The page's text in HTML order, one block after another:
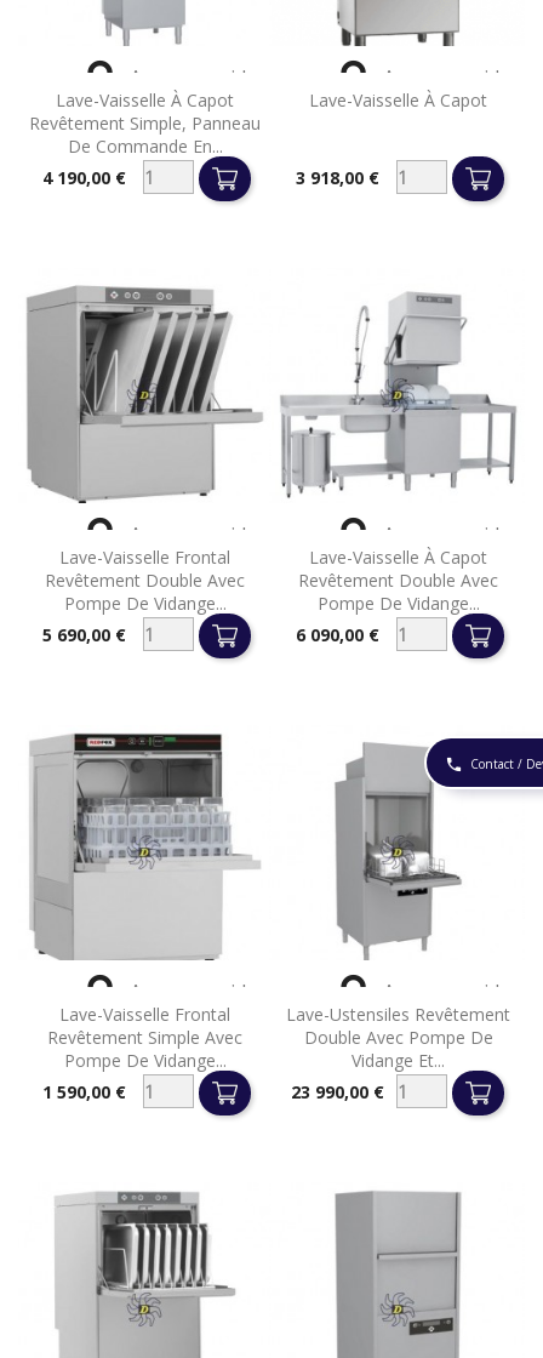
phone Contact /
Lave-Vaisselle À Capot
Revêtement Simple, Panneau
De Commande En...
Prix4 190,00 €
 Aperçu rapide
Lave-Vaisselle À Capot
Prix3 918,00 €
 Aperçu rapide
Lave-Vaisselle Frontal
Revêtement Double Avec
Pompe De Vidange...
Prix5 690,00 €
 Aperçu rapide
Lave-Vaisselle À Capot
Revêtement Double Avec
Pompe De Vidange...
Prix6 090,00 €
 Aperçu rapide
Lave-Vaisselle Frontal
Revêtement Simple Avec
Pompe De Vidange...
Prix1 590,00 €
 Aperçu rapide
Lave-Ustensiles Revêtement
Double Avec Pompe De
Vidange Et...
Prix
23 990,00 €
 Aperçu rapide